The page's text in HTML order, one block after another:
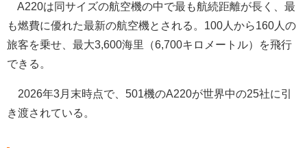
A220は同サイズの航空機の中で最も航続距離が長く、最
も燃費に優れた最新の航空機とされる。100人から160人の
旅客を乗せ、最大3,600海里（6,700キロメートル）を飛行
できる。
2026年3月末時点で、501機のA220が世界中の25社に引
き渡されている。